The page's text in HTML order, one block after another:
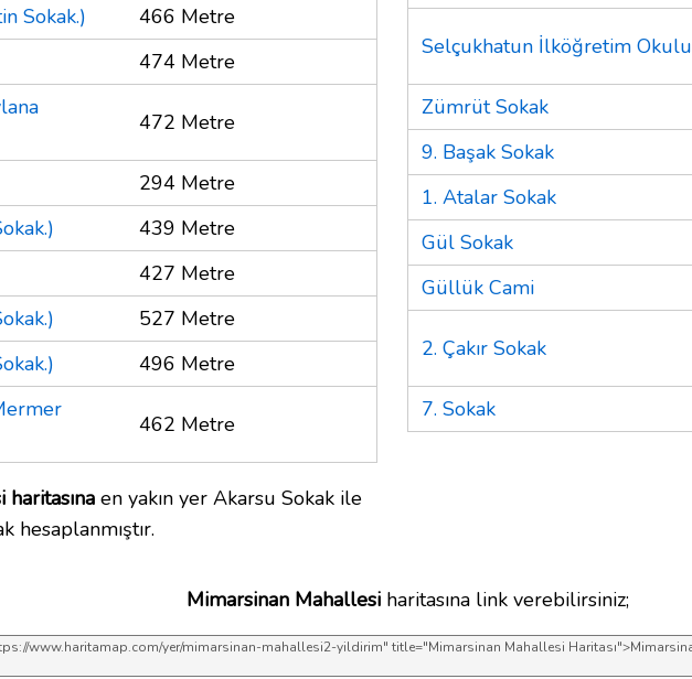
Sokak.)
466 Metre
474 Metre
472 Metre
294 Metre
439 Metre
427 Metre
527 Metre
496 Metre
462 Metre
en yakın yer Akarsu Sokak ile
hesaplanmıştır.
Selçukhatun İlköğretim Okulu
Zümrüt Sokak
9. Başak Sokak
1. Atalar Sokak
Gül Sokak
Güllük Cami
2. Çakır Sokak
7. Sokak
Mimarsinan Mahallesiharitasına link verebilirsiniz;